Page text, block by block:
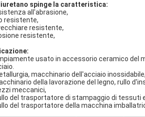
spinge la caratteristica:
all'abrasione,
resistente,
resistente,
resistente,
usato in accessorio ceramico del
macchinario dell'acciaio
della lavorazione del legno, rullo
meccanici,
del trasportatore di stampaggio di tessuti
del trasportatore della macchina